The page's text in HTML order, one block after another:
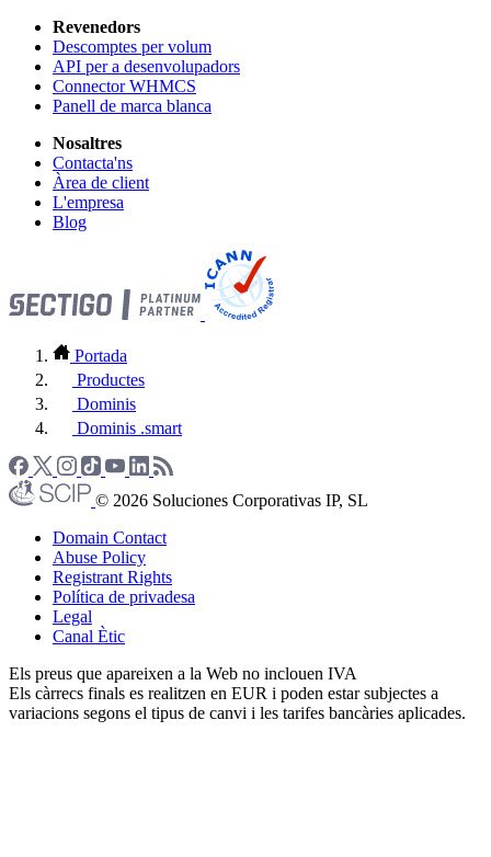
Revenedors
Descomptes per volum
API per a desenvolupadors
Connector WHMCS
Panell de marca blanca
Nosaltres
Contacta'ns
Àrea de client
L'empresa
Blog
Portada
Productes
Dominis
Dominis .smart
© 2026 Soluciones Corporativas IP, SL
Domain Contact
Abuse Policy
Registrant Rights
Política de privadesa
Legal
Canal Ètic
Els preus que apareixen a la Web no inclouen IVA
Els càrrecs finals es realitzen en EUR i poden estar subjectes a
variacions segons el tipus de canvi i les tarifes bancàries aplicades.